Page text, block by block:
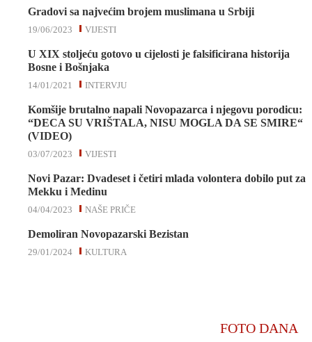
Gradovi sa najvećim brojem muslimana u Srbiji
VIJESTI
19/06/2023
U XIX stoljeću gotovo u cijelosti je falsificirana historija
Bosne i Bošnjaka
INTERVJU
14/01/2021
Komšije brutalno napali Novopazarca i njegovu porodicu:
“DECA SU VRIŠTALA, NISU MOGLA DA SE SMIRE“
(VIDEO)
VIJESTI
03/07/2023
Novi Pazar: Dvadeset i četiri mlada volontera dobilo put za
Mekku i Medinu
NAŠE PRIČE
04/04/2023
Demoliran Novopazarski Bezistan
KULTURA
29/01/2024
FOTO DANA